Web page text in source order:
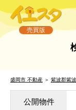
売買版
盛岡市 不動産 ＞ 紫波郡紫
公開物件